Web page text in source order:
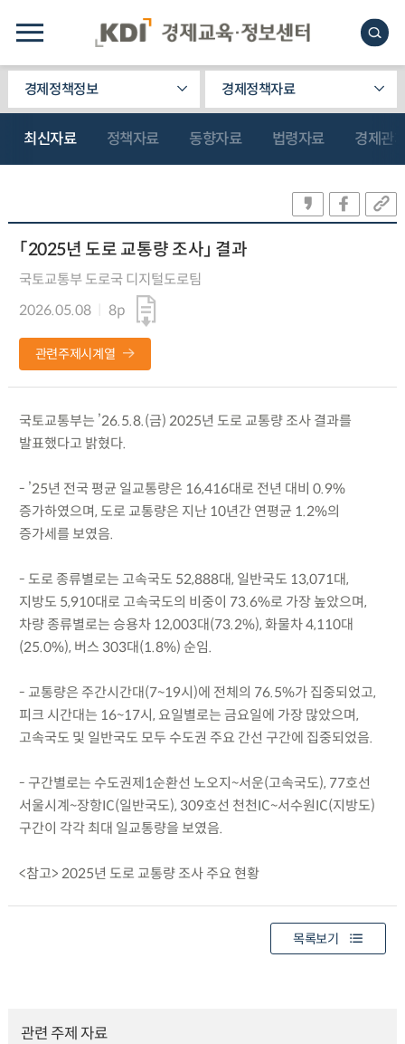
경제정책정보 경제정책자료
최신자료 정책자료 동향자료 법령자료 경제관
「2025년 도로 교통량 조사」 결과
국토교통부 도로국 디지털도로팀
2026.05.08
8p
관련주제시계열
국토교통부는 ’26.5.8.(금) 2025년 도로 교통량 조사 결과를
발표했다고 밝혔다.
- ’25년 전국 평균 일교통량은 16,416대로 전년 대비 0.9%
증가하였으며, 도로 교통량은 지난 10년간 연평균 1.2%의
증가세를 보였음.
- 도로 종류별로는 고속국도 52,888대, 일반국도 13,071대,
지방도 5,910대로 고속국도의 비중이 73.6%로 가장 높았으며,
차량 종류별로는 승용차 12,003대(73.2%), 화물차 4,110대
(25.0%), 버스 303대(1.8%) 순임.
- 교통량은 주간시간대(7~19시)에 전체의 76.5%가 집중되었고,
피크 시간대는 16~17시, 요일별로는 금요일에 가장 많았으며,
고속국도 및 일반국도 모두 수도권 주요 간선 구간에 집중되었음.
- 구간별로는 수도권제1순환선 노오지~서운(고속국도), 77호선
서울시계~장항IC(일반국도), 309호선 천천IC~서수원IC(지방도)
구간이 각각 최대 일교통량을 보였음.
<참고> 2025년 도로 교통량 조사 주요 현황
목록보기
관련 주제 자료